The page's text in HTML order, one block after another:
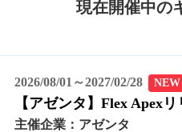
現在開催中の
2026/08/01～2027/02/28 NEW
【アゼンタ】Flex Apex
主催企業： アゼンタ